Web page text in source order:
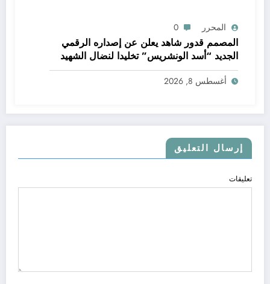
المحرر 0
المصمم قدور شاهد يعلن عن إصداره الرقمي
الجديد “أسد الونشريس” تخليدا لنضال الشهيد
الجيلالي بونعامة
أغسطس 8, 2026
إرسال التعليق
تعليقات